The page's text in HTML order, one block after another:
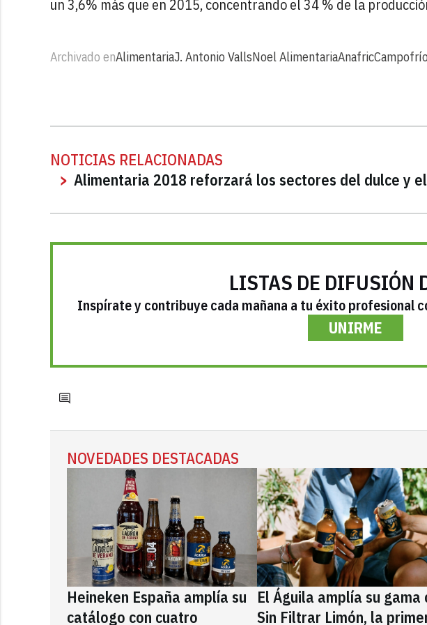
un 3,6% más que en 2015, concentrando el 34 % de la
Archivado enAlimentariaJ. Antonio VallsNoel AlimentariaAnafric
NOTICIAS RELACIONADAS
Alimentaria 2018 reforzará los sectores del dulce y
LISTAS DE DIFUSIÓN
Inspírate y contribuye cada mañana a tu éxito profesional
UNIRME
NOVEDADES DESTACADAS
Heineken España amplía su
catálogo con cuatro
El Águila amplía su gama
Sin Filtrar Limón, la